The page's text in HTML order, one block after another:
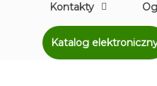
Kontakty
Katalog